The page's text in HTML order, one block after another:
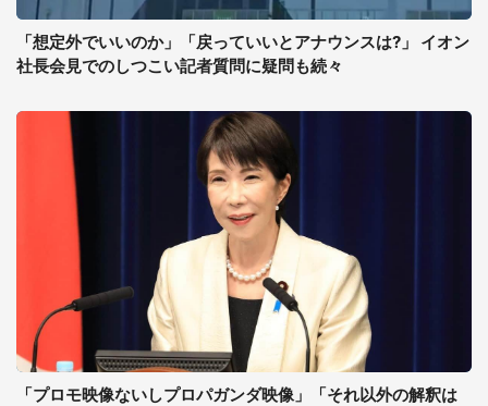
「想定外でいいのか」「戻っていいとアナウンスは?」 イオン
社長会見でのしつこい記者質問に疑問も続々
「プロモ映像ないしプロパガンダ映像」「それ以外の解釈は